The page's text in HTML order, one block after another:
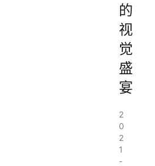
的
视
觉
盛
宴
2
0
2
1
-